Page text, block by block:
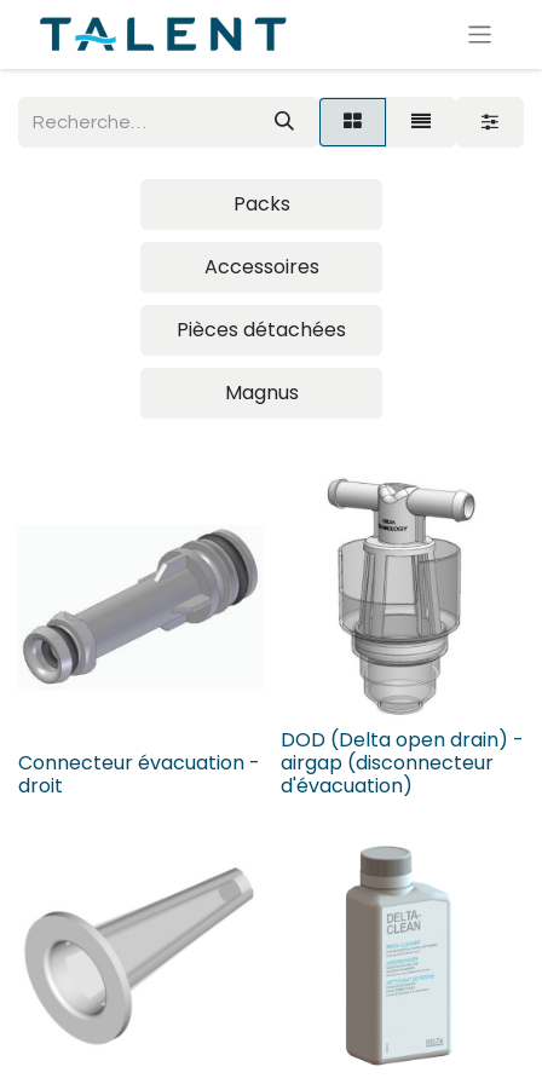
Packs
Accessoires
Pièces détachées
Magnus
Connecteur évacuation -
droit
DOD (Delta open drain) -
airgap (disconnecteur
d'évacuation)